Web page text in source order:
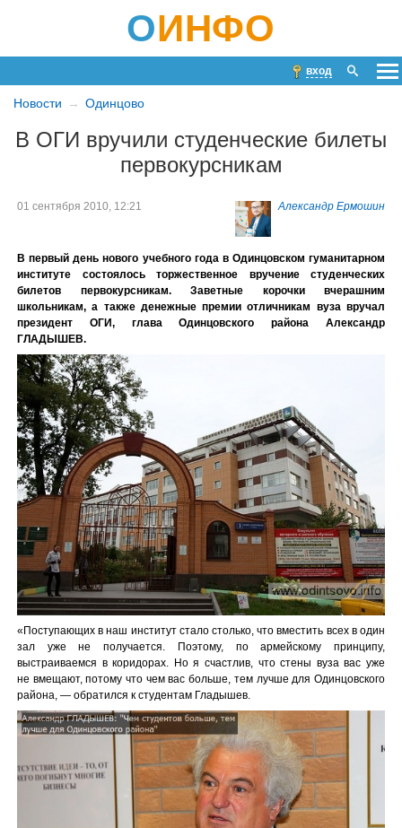
ОИНФО
вход
Новости Одинцово
В ОГИ вручили студенческие билеты
первокурсникам
Александр Ермошин
01 сентября 2010, 12:21
В первый день нового учебного года в Одинцовском гуманитарном
институте состоялось торжественное вручение студенческих
билетов первокурсникам. Заветные корочки вчерашним
школьникам, а также денежные премии отличникам вуза вручал
президент ОГИ, глава Одинцовского района Александр
ГЛАДЫШЕВ.
«Поступающих в наш институт стало столько, что вместить всех в один
зал уже не получается. Поэтому, по армейскому принципу,
выстраиваемся в коридорах. Но я счастлив, что стены вуза вас уже
не вмещают, потому что чем вас больше, тем лучше для Одинцовского
района, — обратился к студентам Гладышев.